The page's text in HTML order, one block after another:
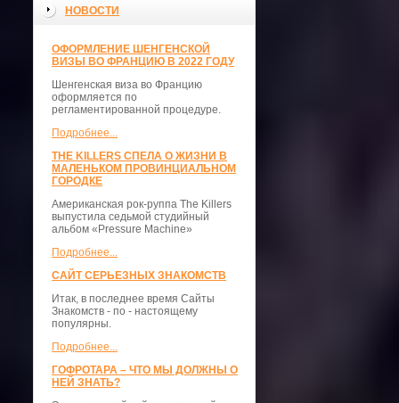
НОВОСТИ
ОФОРМЛЕНИЕ ШЕНГЕНСКОЙ
ВИЗЫ ВО ФРАНЦИЮ В 2022 ГОДУ
Шенгенская виза во Францию
оформляется по
регламентированной процедуре.
Подробнее...
THE KILLERS СПЕЛА О ЖИЗНИ В
МАЛЕНЬКОМ ПРОВИНЦИАЛЬНОМ
ГОРОДКЕ
Американская рок-руппа The Killers
выпустила седьмой студийный
альбом «Pressure Machine»
Подробнее...
САЙТ СЕРЬЕЗНЫХ ЗНАКОМСТВ
Итак, в последнее время Сайты
Знакомств - по - настоящему
популярны.
Подробнее...
ГОФРОТАРА – ЧТО МЫ ДОЛЖНЫ О
НЕЙ ЗНАТЬ?